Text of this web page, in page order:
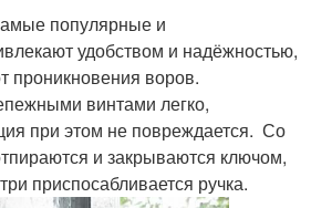
популярные и
удобством и надёжностью,
проникновения воров.
винтами легко,
при этом не повреждается. Со
и закрываются ключом,
приспосабливается ручка.